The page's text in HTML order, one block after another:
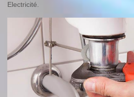
Electricité.